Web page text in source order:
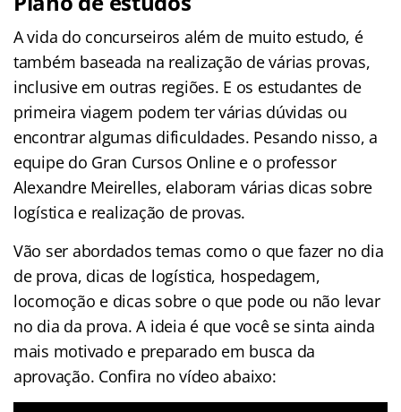
A vida do concurseiros além de muito estudo, é
também baseada na realização de várias provas,
inclusive em outras regiões. E os estudantes de
primeira viagem podem ter várias dúvidas ou
encontrar algumas dificuldades. Pesando nisso, a
equipe do Gran Cursos Online e o professor
Alexandre Meirelles, elaboram várias dicas sobre
logística e realização de provas.
Vão ser abordados temas como o que fazer no dia
de prova, dicas de logística, hospedagem,
locomoção e dicas sobre o que pode ou não levar
no dia da prova. A ideia é que você se sinta ainda
mais motivado e preparado em busca da
aprovação. Confira no vídeo abaixo: